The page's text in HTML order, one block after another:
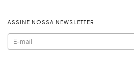
ASSINE NOSSA NEWSLETTER